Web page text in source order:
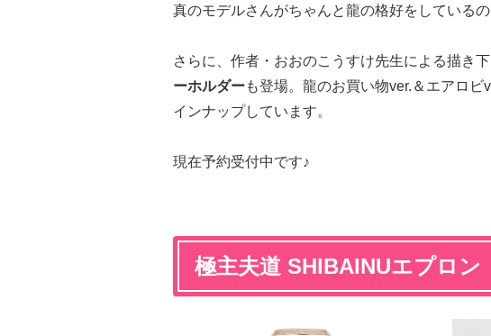
真のモデルさんがちゃんと龍の格好をしているの
さらに、作者・おおのこうすけ先生による描き
ーホルダーも登場。龍のお買い物ver.＆エアロ
インナップしています。
現在予約受付中です♪
極主夫道 SHIBAINUエプロン